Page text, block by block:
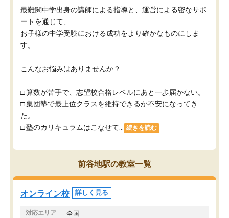
最難関中学出身の講師による指導と、運営による密なサポ
ートを通じて、
お子様の中学受験における成功をより確かなものにしま
す。
こんなお悩みはありませんか？
□ 算数が苦手で、志望校合格レベルにあと一歩届かない。
□ 集団塾で最上位クラスを維持できるか不安になってき
た。
□ 塾のカリキュラムはこなせて...
続きを読む
前谷地駅の教室一覧
オンライン校 詳しく見る
対応エリア 全国